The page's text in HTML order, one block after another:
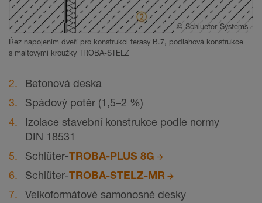
© Schlueter-Systems
Řez napojením dveří pro konstrukci terasy B.7, podlahová konstrukce
s maltovými kroužky TROBA-STELZ
Betonová deska
Spádový potěr (1,5–2 %)
Izolace stavební konstrukce podle normy
DIN 18531
Schlüter-TROBA-PLUS 8G
Schlüter-TROBA-STELZ-MR
Velkoformátové samonosné desky